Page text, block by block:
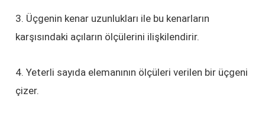
3. Üçgenin kenar uzunlukları ile bu kenarların
karşısındaki açıların ölçülerini ilişkilendirir.
4. Yeterli sayıda elemanının ölçüleri verilen bir üçgeni
çizer.